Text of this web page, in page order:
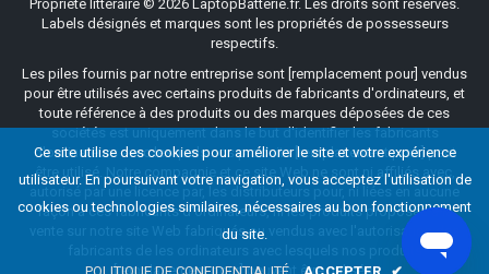
Propriété littéraire © 2026 LaptopBatterie.fr. Les droits sont réservés.
Labels désignés et marques sont les propriétés de possesseurs
respectifs.
Les piles fournis par notre entreprise sont [remplacement pour] vendus
pour être utilisés avec certains produits de fabricants d'ordinateurs, et
toute référence à des produits ou des marques déposées de ces
sociétés est uniquement dans le but d'identifier les fabricants
d'ordinateurs avec lesquels nos produits [remplacement pour] peut
être utilisé. Notre compagnie et ce site Web ne sont ni affiliés avec,
autorisé par une licence par, les distributeurs pour, ni liées en aucune
façon à ces fabricants d'ordinateurs, ni les produits proposés à la
vente sur notre site Web fabriqués ou vendus avec l'autorisation des
fabricants de les ordinateurs avec lesquels nos produits
[remplacement pour] peuvent être utilisés.
Ce site utilise des cookies pour améliorer le site et votre expérience
utilisateur. En poursuivant votre navigation, vous acceptez l'utilisation de
cookies ou technologies similaires, nécessaires au bon fonctionnement
du site.